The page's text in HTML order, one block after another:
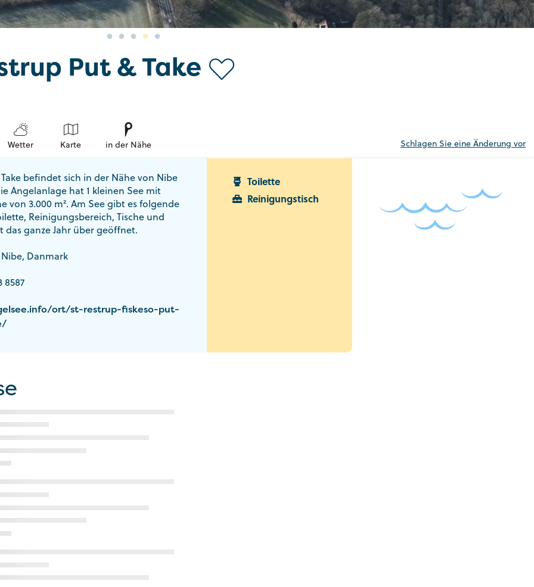
Put & Take
Wetter Karte in der Nähe Schlagen Sie eine Änderung vor
befindet sich in der Nähe von Nibe
Angelanlage hat 1 kleinen See mit
von 3.000 m². Am See gibt es folgende
Reinigungsbereich, Tische und
das ganze Jahr über geöffnet.
Danmark
8587
ort/st-restrup-fiskeso-put-
Toilette
Reinigungstisch